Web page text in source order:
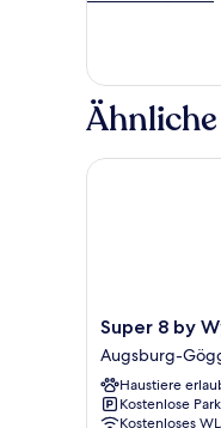
Room-
Non-
Smoking
Super
8
by
Wyndham
Augsburg
Super 8 by
Augsburg-
Haustiere
Kostenlose
Kostenloses
Super 8 by